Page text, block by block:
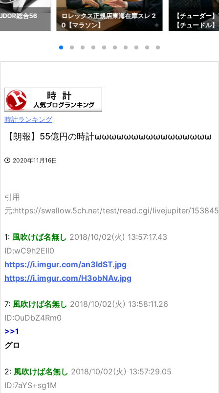
総合56
ロレックス正規店東海在庫スレ 2
0【マラソン】
【チューダー
【チュードル】
時計ランキング
【朗報】55億円の時計ωωωωωωωωωωωωωωωω
2020年11月16日
引用
元:https://swallow.5ch.net/test/read.cgi/livejupiter/
1: 風吹けば名無し 2018/10/02(火) 13:57:17.43
ID:wC9h2EIl0
https://i.imgur.com/an3ldST.jpg
https://i.imgur.com/H3obNAv.jpg
7: 風吹けば名無し 2018/10/02(火) 13:58:11.26
ID:OuDbZ4Rm0
>>1
グロ
2: 風吹けば名無し 2018/10/02(火) 13:57:29.05
ID:7aYS+sg1M